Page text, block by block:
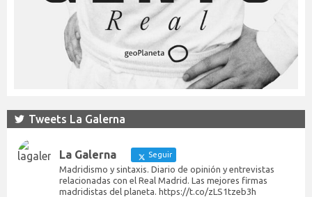
Tweets La Galerna
La Galerna Seguir
Madridismo y sintaxis. Diario de opinión y entrevistas
relacionadas con el Real Madrid. Las mejores firmas
madridistas del planeta. https://t.co/zLS1tzeb3h